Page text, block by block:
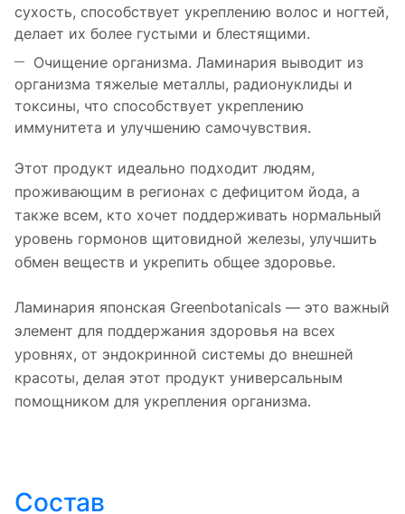
сухость, способствует укреплению волос и ногтей,
делает их более густыми и блестящими.
Очищение организма. Ламинария выводит из
организма тяжелые металлы, радионуклиды и
токсины, что способствует укреплению
иммунитета и улучшению самочувствия.
Этот продукт идеально подходит людям,
проживающим в регионах с дефицитом йода, а
также всем, кто хочет поддерживать нормальный
уровень гормонов щитовидной железы, улучшить
обмен веществ и укрепить общее здоровье.
Ламинария японская Greenbotanicals — это важный
элемент для поддержания здоровья на всех
уровнях, от эндокринной системы до внешней
красоты, делая этот продукт универсальным
помощником для укрепления организма.
Состав